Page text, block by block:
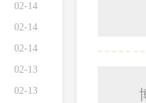
02-14
02-14
02-14
02-13
02-13